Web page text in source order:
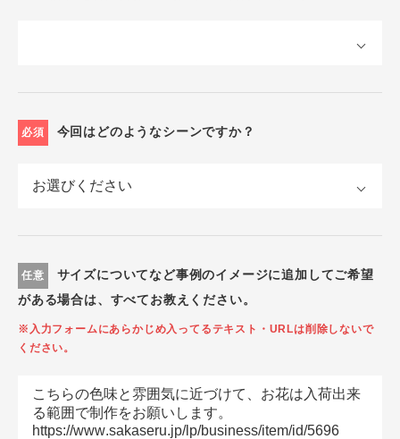
必須 今回はどのようなシーンですか？
任意
サイズについてなど事例のイメージに追加してご希望
がある場合は、すべてお教えください。
※入力フォームにあらかじめ入ってるテキスト・URLは削除しないで
ください。